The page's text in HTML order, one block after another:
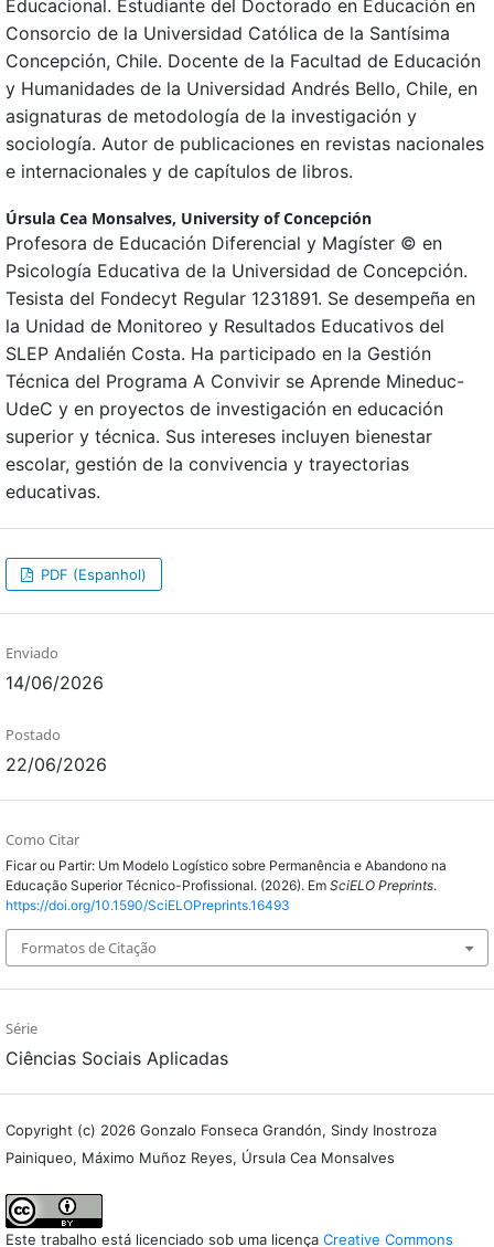
Educacional. Estudiante del Doctorado en Educación en
Consorcio de la Universidad Católica de la Santísima
Concepción, Chile. Docente de la Facultad de Educación
y Humanidades de la Universidad Andrés Bello, Chile, en
asignaturas de metodología de la investigación y
sociología. Autor de publicaciones en revistas nacionales
e internacionales y de capítulos de libros.
Úrsula Cea Monsalves, University of Concepción
Profesora de Educación Diferencial y Magíster © en
Psicología Educativa de la Universidad de Concepción.
Tesista del Fondecyt Regular 1231891. Se desempeña en
la Unidad de Monitoreo y Resultados Educativos del
SLEP Andalién Costa. Ha participado en la Gestión
Técnica del Programa A Convivir se Aprende Mineduc-
UdeC y en proyectos de investigación en educación
superior y técnica. Sus intereses incluyen bienestar
escolar, gestión de la convivencia y trayectorias
educativas.
PDF (Espanhol)
Enviado
14/06/2026
Postado
22/06/2026
Como Citar
Ficar ou Partir: Um Modelo Logístico sobre Permanência e Abandono na
Educação Superior Técnico-Profissional. (2026). Em SciELO Preprints.
https://doi.org/10.1590/SciELOPreprints.16493
Formatos de Citação
Série
Ciências Sociais Aplicadas
Copyright (c) 2026 Gonzalo Fonseca Grandón, Sindy Inostroza
Painiqueo, Máximo Muñoz Reyes, Úrsula Cea Monsalves
Este trabalho está licenciado sob uma licença Creative Commons